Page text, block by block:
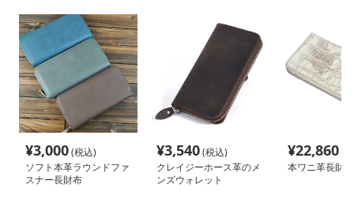
¥3,000(税込)
ソフト本革ラウンドファ
スナー長財布
¥3,540(税込)
クレイジーホース革のメ
ンズウォレット
¥22,860
本ワニ革長財布